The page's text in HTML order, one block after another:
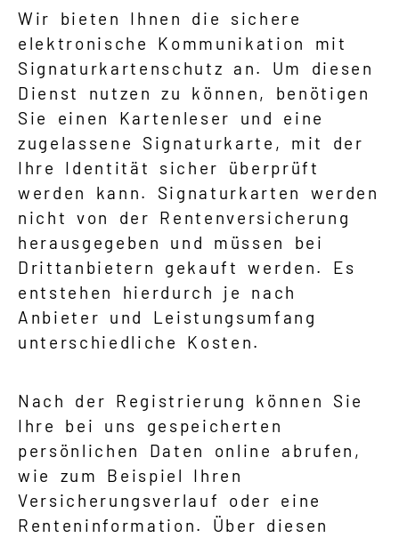
Wir bieten Ihnen die sichere
elektronische Kommunikation mit
Signaturkartenschutz an. Um diesen
Dienst nutzen zu können, benötigen
Sie einen Kartenleser und eine
zugelassene Signaturkarte, mit der
Ihre Identität sicher überprüft
werden kann. Signaturkarten werden
nicht von der Rentenversicherung
herausgegeben und müssen bei
Drittanbietern gekauft werden. Es
entstehen hierdurch je nach
Anbieter und Leistungsumfang
unterschiedliche Kosten.
Nach der Registrierung können Sie
Ihre bei uns gespeicherten
persönlichen Daten online abrufen,
wie zum Beispiel Ihren
Versicherungsverlauf oder eine
Renteninformation. Über diesen